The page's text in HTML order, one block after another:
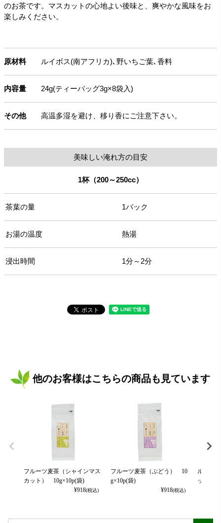
のお茶です。マスカットの心地よい後味と、爽やかな風味をお
楽しみください。
原材料 ルイボス(南アフリカ)､野いちご葉､香料
内容量 24g(ティーバッグ3g×8袋入)
その他 高温多湿を避け、移り香にご注意下さい。
美味しい淹れ方の目安
1杯（200～250cc）
茶葉の量 1パック
お湯の温度 熱湯
浸出時間 1分～2分
他のお客様はこちらの商品も見ています
フルーツ麦茶（シャインマス
カット） 10g×10p(袋)
¥918(税込)
フルーツ麦茶（ぶどう） 10
g×10p(袋)
¥918(税込)
ルイボ
ッグ